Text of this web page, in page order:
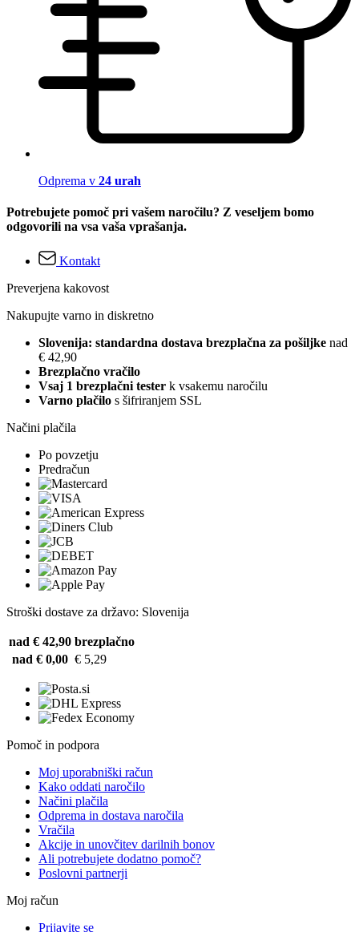
Odprema v 24 urah
Potrebujete pomoč pri vašem naročilu? Z veseljem bomo
odgovorili na vsa vaša vprašanja.
Kontakt
Preverjena kakovost
Nakupujte varno in diskretno
Slovenija: standardna dostava brezplačna za pošiljke nad
€ 42,90
Brezplačno vračilo
Vsaj 1 brezplačni tester k vsakemu naročilu
Varno plačilo s šifriranjem SSL
Načini plačila
Po povzetju
Predračun
Stroški dostave za državo: Slovenija
nad € 42,90 brezplačno
nad € 0,00 € 5,29
Pomoč in podpora
Moj uporabniški račun
Kako oddati naročilo
Načini plačila
Odprema in dostava naročila
Vračila
Akcije in unovčitev darilnih bonov
Ali potrebujete dodatno pomoč?
Poslovni partnerji
Moj račun
Prijavite se